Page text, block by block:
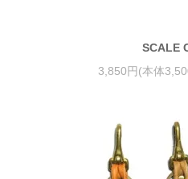
SCALE
3,850円(本体